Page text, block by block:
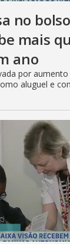
no
mais
ano
por
aluguel e